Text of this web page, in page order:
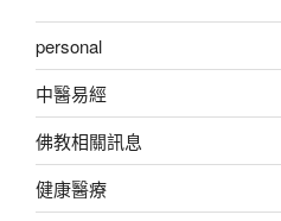
personal
中醫易經
佛教相關訊息
健康醫療